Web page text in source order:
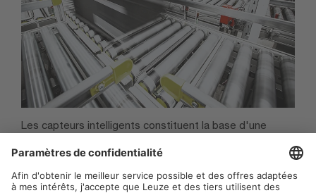
Les capteurs intelligents constituent la base d'une
hautement automatisés. Pour vos applications, nous
disponibilité maximale de l'installation.